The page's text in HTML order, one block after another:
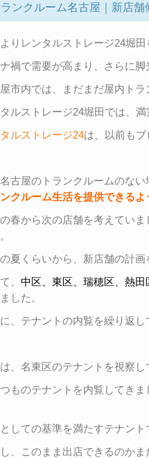
ランクルーム名古屋｜新店
りレンタルストレージ24堀
禍で需要が高まり、さらに
市内では、まだまだ屋内トラ
ルストレージ24堀田では、
ルストレージ24は、以前もブ
古屋のトランクルームのな
ンクルーム生活を提供できる
春から次の店舗を考えてい
夏くらいから、新店舗の計画
、中区、東区、瑞穂区、熱
した。
、テナントの内覧を繰り返し
、名東区のテナントを視察し
ものテナントを内覧してき
しての基準を満たすテナント
、このまま出店できるのかま